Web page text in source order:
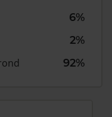
6%
2%
92%